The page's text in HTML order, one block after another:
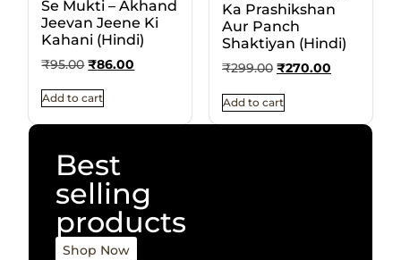
Se Mukti – Akhand
Jeevan Jeene Ki
Kahani (Hindi)
₹95.00 ₹86.00
Add to cart
Ka Prashikshan
Aur Panch
Shaktiyan (Hindi)
₹299.00 ₹270.00
Add to cart
Best
selling
products
Shop Now